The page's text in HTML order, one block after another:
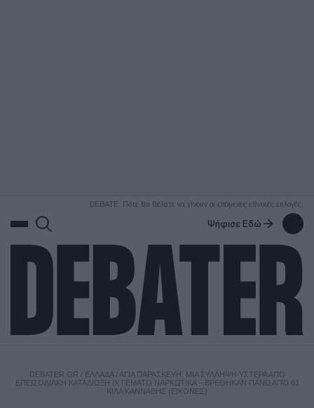
DEBATE: Πότε θα θέλατε να γίνουν οι επόμενες εθνικές εκλογές;
Ψήφισε Εδώ
DEBATER.GR / ΕΛΛΑΔΑ/ ΑΓΊΑ ΠΑΡΑΣΚΕΥΉ: ΜΊΑ ΣΎΛΛΗΨΗ ΎΣΤΕΡΑ ΑΠΌ
ΕΠΕΙΣΟΔΙΑΚΉ ΚΑΤΑΔΊΩΞΗ ΙΧ ΓΕΜΆΤΟ ΝΑΡΚΩΤΙΚΆ – ΒΡΈΘΗΚΑΝ ΠΆΝΩ ΑΠΌ 61
ΚΙΛΆ ΚΆΝΝΑΒΗΣ (ΕΙΚΌΝΕΣ)